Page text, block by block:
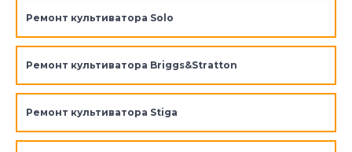
Ремонт культиватора Solo
Ремонт культиватора Briggs&Stratton
Ремонт культиватора Stiga